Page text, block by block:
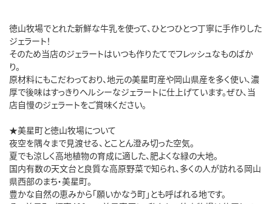
徳山牧場でとれた新鮮な牛乳を使って、ひとつひとつ丁寧に手作りした
ジェラート！
そのため当店のジェラートはいつも作りたてでフレッシュなものばか
り。
原材料にもこだわっており、地元の美星町産や岡山県産を多く使い、濃
厚で後味はすっきりヘルシーなジェラートに仕上げています。ぜひ、当
店自慢のジェラートをご賞味ください。
★美星町と徳山牧場について
夜空を隅々まで見渡せる、とことん澄み切った空気。
夏でも涼しく高地植物の育成に適した、肥よくな緑の大地。
国内有数の天文台と良質な高原野菜で知られ、多くの人が訪れる岡山
県西部のまち・美星町。
豊かな自然の恵みから「願いかなう町」とも呼ばれる地です。